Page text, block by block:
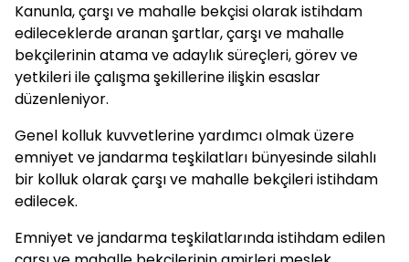
Kanunla, çarşı ve mahalle bekçisi olarak istihdam
edileceklerde aranan şartlar, çarşı ve mahalle
bekçilerinin atama ve adaylık süreçleri, görev ve
yetkileri ile çalışma şekillerine ilişkin esaslar
düzenleniyor.
Genel kolluk kuvvetlerine yardımcı olmak üzere
emniyet ve jandarma teşkilatları bünyesinde silahlı
bir kolluk olarak çarşı ve mahalle bekçileri istihdam
edilecek.
Emniyet ve jandarma teşkilatlarında istihdam edilen